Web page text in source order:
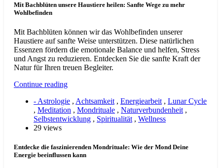
Mit Bachblüten unsere Haustiere heilen: Sanfte Wege zu mehr
Wohlbefinden
Mit Bachblüten können wir das Wohlbefinden unserer
Haustiere auf sanfte Weise unterstützen. Diese natürlichen
Essenzen fördern die emotionale Balance und helfen, Stress
und Angst zu reduzieren. Entdecken Sie die sanfte Kraft der
Natur für Ihren treuen Begleiter.
Continue reading
- Astrologie , Achtsamkeit , Energiearbeit , Lunar Cycle
, Meditation , Mondrituale , Naturverbundenheit ,
Selbstentwicklung , Spiritualität , Wellness
29 views
Entdecke die faszinierenden Mondrituale: Wie der Mond Deine
Energie beeinflussen kann